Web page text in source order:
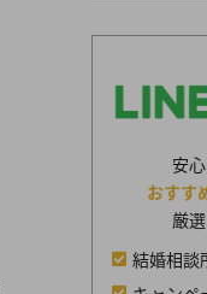
安
おすす
厳
結婚相談